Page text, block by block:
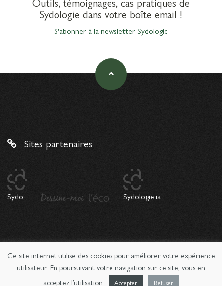
Sydologie dans votre boîte email !
S'abonner à la newsletter Sydologie
Sites partenaires
Sydo Sydologie.ia
© 2026 Copyright Sydologie. Le magazine de l'innovation
pédagogique -Mentions légales
Ce site internet utilise des cookies pour améliorer votre expérience
utilisateur. En poursuivant votre navigation sur ce site, vous en
acceptez l’utilisation.
Accepter Refuser